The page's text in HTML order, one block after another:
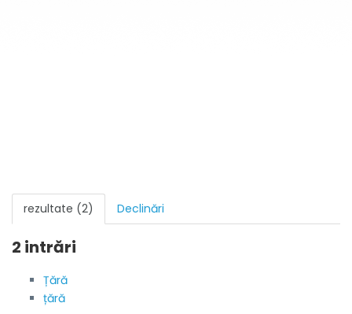
rezultate (2) Declinări
2 intrări
Țără
țără